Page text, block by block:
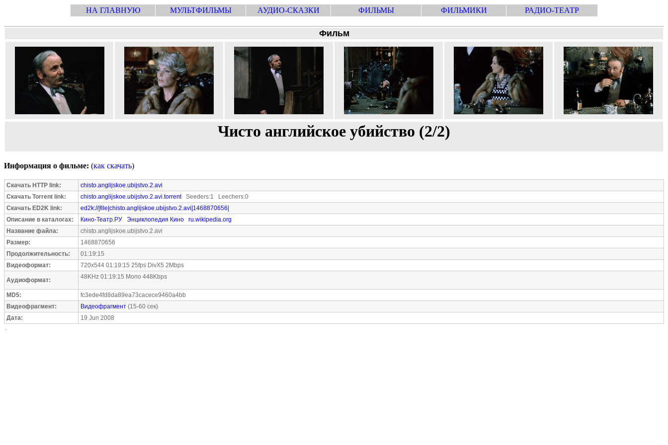
НА ГЛАВНУЮ МУЛЬТФИЛЬМЫ АУДИО-СКАЗКИ ФИЛЬМЫ ФИЛЬМИКИ РАДИО-ТЕАТР
Фильм
Чисто английское убийство (2/2)
Информация о фильме: (как скачать)
Скачать HTTP link:
chisto.anglijskoe.ubijstvo.2.avi
Скачать Torrent link:
chisto.anglijskoe.ubijstvo.2.avi.torrentSeeders:1 Leechers:0
Скачать ED2K link:
ed2k://|file|chisto.anglijskoe.ubijstvo.2.avi|1468870656|
Описание в каталогах:
Кино-Театр.РУ Энциклопедия Кино
ru.wikipedia.org
Название файла:
chisto.anglijskoe.ubijstvo.2.avi
Размер:
1468870656
Продолжительность:
01:19:15
Видеоформат:
720x544 01:19:15 25fps DivX5 2Mbps
Аудиоформат: 48KHz 01:19:15 Mono 448Kbps
MD5:
fc3ede4fd8da89ea73cacece9460a4bb
Видеофрагмент:
Видеофрагмент (15-60 сек)
Дата:
19 Jun 2008